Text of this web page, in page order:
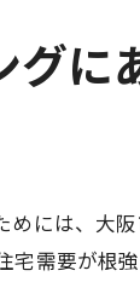
タ分析
方法
グに
には、大
需要が根